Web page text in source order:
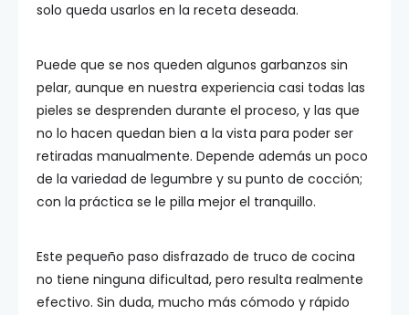
solo queda usarlos en la receta deseada.
Puede que se nos queden algunos garbanzos sin
pelar, aunque en nuestra experiencia casi todas las
pieles se desprenden durante el proceso, y las que
no lo hacen quedan bien a la vista para poder ser
retiradas manualmente. Depende además un poco
de la variedad de legumbre y su punto de cocción;
con la práctica se le pilla mejor el tranquillo.
Este pequeño paso disfrazado de truco de cocina
no tiene ninguna dificultad, pero resulta realmente
efectivo. Sin duda, mucho más cómodo y rápido